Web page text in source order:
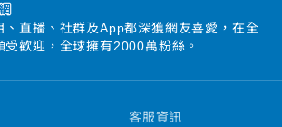
、直播、社群及App都深獲網友喜愛，在全
受歡迎，全球擁有2000萬粉絲。
客服資訊